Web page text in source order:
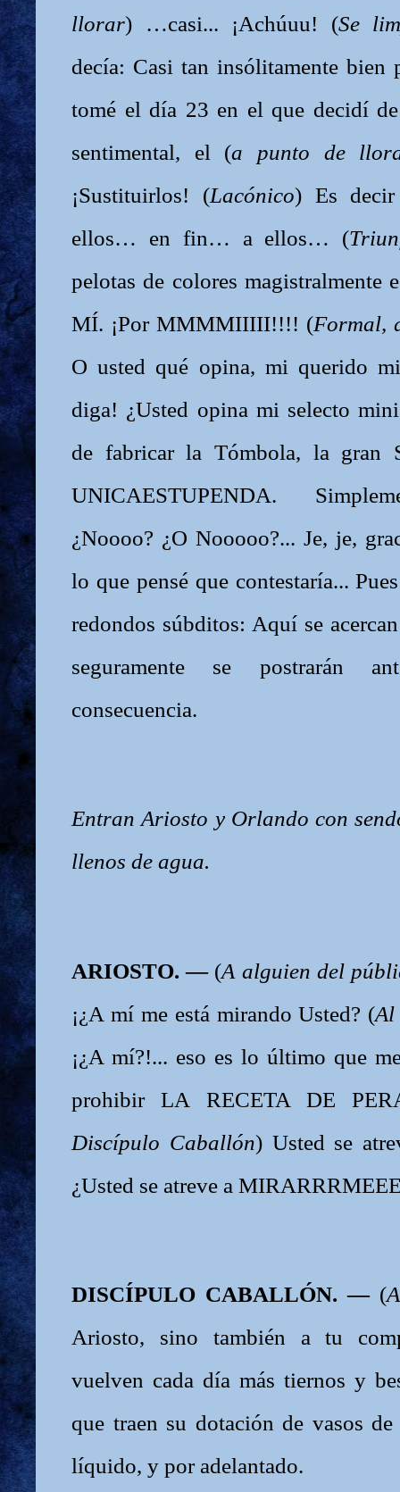
llorar) …casi... ¡Achúuu! (Se
decía: Casi tan insólitamente bien
tomé el día 23 en el que decidí
sentimental, el (a punto de
¡Sustituirlos! (Lacónico) Es
ellos… en fin… a ellos… (
pelotas de colores magistralmente
MÍ. ¡Por MMMMIIIII!!!! (Formal,
O usted qué opina, mi querido
diga! ¿Usted opina mi selecto
de fabricar la Tómbola, la gran
UNICAESTUPENDA.
¿Noooo? ¿O Nooooo?... Je, je,
lo que pensé que contestaría...
redondos súbditos: Aquí se
seguramente se postrarán
consecuencia.
Entran Ariosto y Orlando con
llenos de agua.
ARIOSTO. — (A alguien del
¡¿A mí me está mirando Usted? (Al
¡¿A mí?!... eso es lo último que
prohibir LA RECETA DE
Discípulo Caballón) Usted se
¿Usted se atreve a
DISCÍPULO CABALLÓN. — (
Ariosto, sino también a tu
vuelven cada día más tiernos y
que traen su dotación de vasos
líquido, y por adelantado.